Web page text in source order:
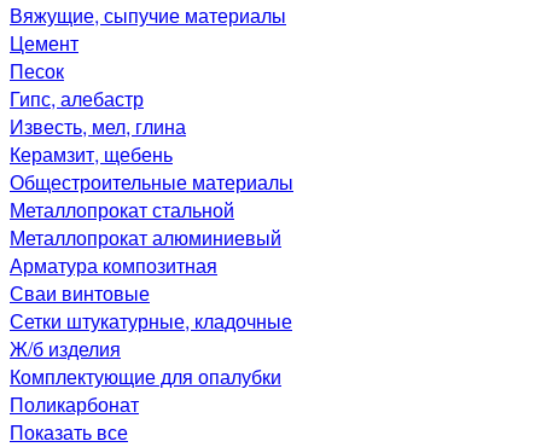
Вяжущие, сыпучие материалы
Цемент
Песок
Гипс, алебастр
Известь, мел, глина
Керамзит, щебень
Общестроительные материалы
Металлопрокат стальной
Металлопрокат алюминиевый
Арматура композитная
Сваи винтовые
Сетки штукатурные, кладочные
Ж/б изделия
Комплектующие для опалубки
Поликарбонат
Показать все